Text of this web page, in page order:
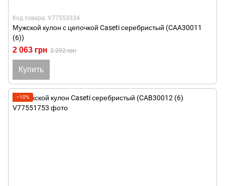
Код товара: V77553334
Мужской кулон с цепочкой Caseti серебристый (CAA30011
(6))
2 063 грн 2 292 грн
Купить
−10%